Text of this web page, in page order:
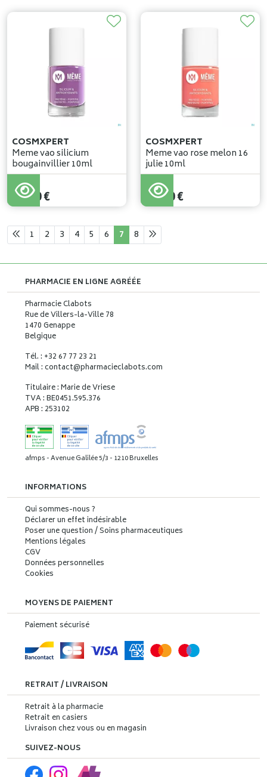
COSMXPERT
Meme vao silicium
bougainvillier 10ml
11,40€
COSMXPERT
Meme vao rose melon 16
julie 10ml
12,10€
1 2 3 4 5 6 7 8
PHARMACIE EN LIGNE AGRÉÉE
Pharmacie Clabots
Rue de Villers-la-Ville 78
1470 Genappe
Belgique
Tél. : +32 67 77 23 21
Mail : contact@pharmacieclabots.com
Titulaire : Marie de Vriese
TVA : BE0451.595.376
APB : 253102
afmps - Avenue Galilée 5/3 - 1210 Bruxelles
INFORMATIONS
Qui sommes-nous ?
Déclarer un effet indésirable
Poser une question / Soins pharmaceutiques
Mentions légales
CGV
Données personnelles
Cookies
MOYENS DE PAIEMENT
Paiement sécurisé
RETRAIT / LIVRAISON
Retrait à la pharmacie
Retrait en casiers
Livraison chez vous ou en magasin
SUIVEZ-NOUS